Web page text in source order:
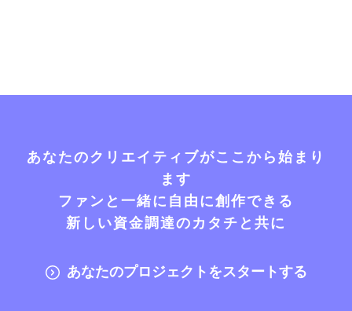
あなたのクリエイティブがここから始まり
ます
ファンと一緒に自由に創作できる
新しい資金調達のカタチと共に
あなたのプロジェクトをスタートする